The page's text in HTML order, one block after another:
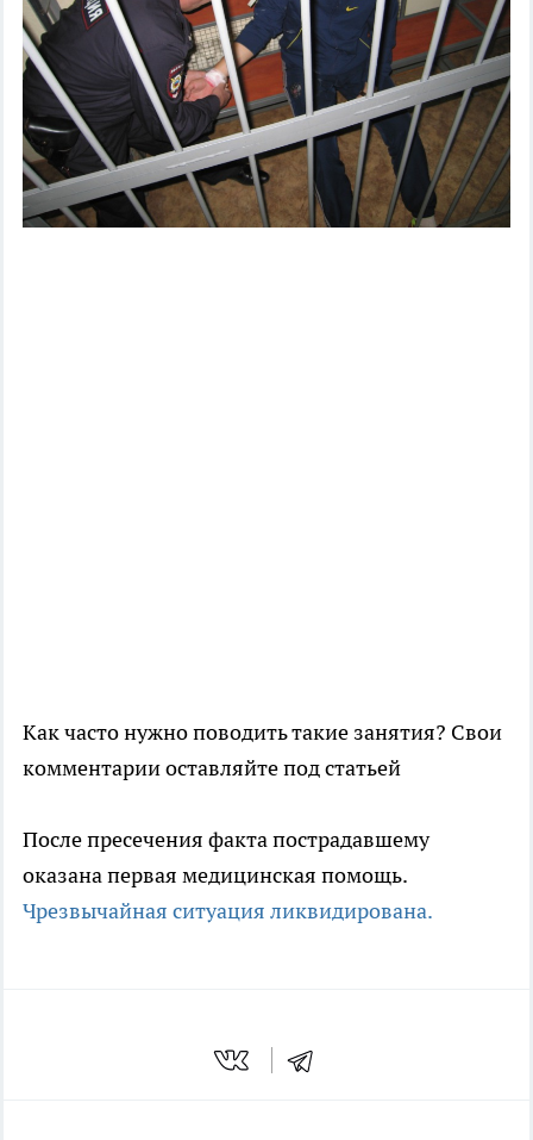
Как часто нужно поводить такие занятия? Свои
комментарии оставляйте под статьей
После пресечения факта пострадавшему
оказана первая медицинская помощь.
Чрезвычайная ситуация ликвидирована.